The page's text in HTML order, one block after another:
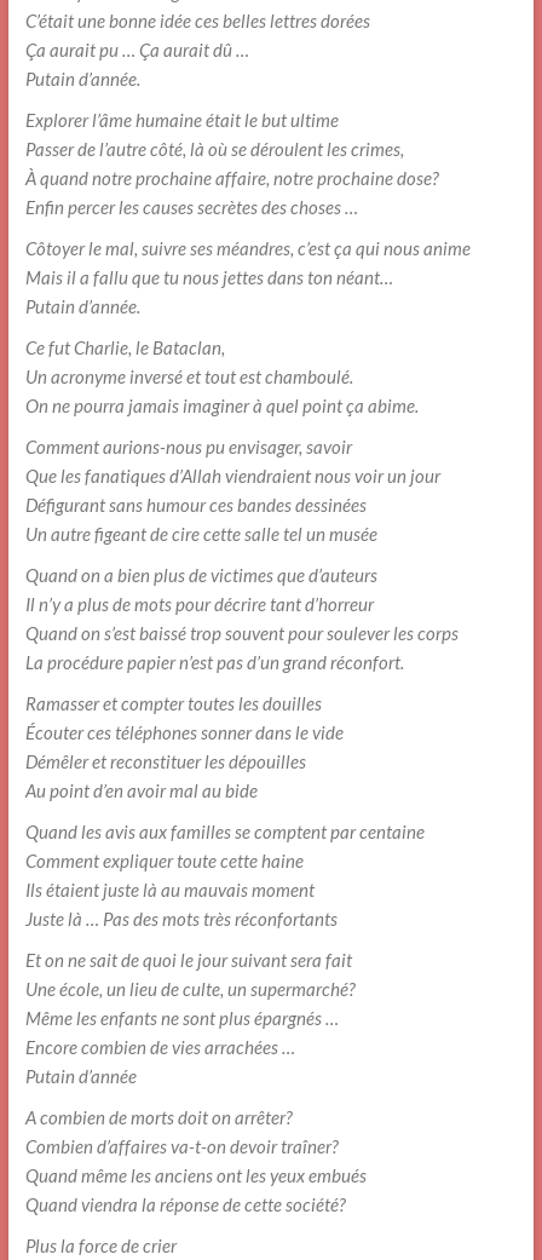
C’était une bonne idée ces belles lettres dorées
Ça aurait pu … Ça aurait dû …
Putain d’année.
Explorer l’âme humaine était le but ultime
Passer de l’autre côté, là où se déroulent les crimes,
À quand notre prochaine affaire, notre prochaine dose?
Enfin percer les causes secrètes des choses …
Côtoyer le mal, suivre ses méandres, c’est ça qui nous anime
Mais il a fallu que tu nous jettes dans ton néant…
Putain d’année.
Ce fut Charlie, le Bataclan,
Un acronyme inversé et tout est chamboulé.
On ne pourra jamais imaginer à quel point ça abime.
Comment aurions-nous pu envisager, savoir
Que les fanatiques d’Allah viendraient nous voir un jour
Défigurant sans humour ces bandes dessinées
Un autre figeant de cire cette salle tel un musée
Quand on a bien plus de victimes que d’auteurs
Il n’y a plus de mots pour décrire tant d’horreur
Quand on s’est baissé trop souvent pour soulever les corps
La procédure papier n’est pas d’un grand réconfort.
Ramasser et compter toutes les douilles
Écouter ces téléphones sonner dans le vide
Démêler et reconstituer les dépouilles
Au point d’en avoir mal au bide
Quand les avis aux familles se comptent par centaine
Comment expliquer toute cette haine
Ils étaient juste là au mauvais moment
Juste là … Pas des mots très réconfortants
Et on ne sait de quoi le jour suivant sera fait
Une école, un lieu de culte, un supermarché?
Même les enfants ne sont plus épargnés …
Encore combien de vies arrachées …
Putain d’année
A combien de morts doit on arrêter?
Combien d’affaires va-t-on devoir traîner?
Quand même les anciens ont les yeux embués
Quand viendra la réponse de cette société?
Plus la force de crier